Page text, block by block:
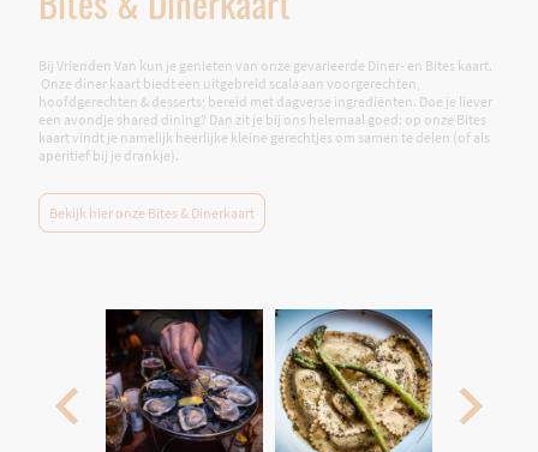
Bij Vrienden Van kun je genieten van onze gevarieerde Diner- en Bites kaart.
Onze diner kaart biedt een uitgebreid scala aan voorgerechten,
hoofdgerechten & desserts; bereid met dagverse ingrediënten. Doe je liever
een avondje shared dining? Dan zit je bij ons helemaal goed: op onze Bites
kaart vindt je namelijk heerlijke kleine gerechtjes om samen te delen (of als
aperitief bij je drankje).
Bekijk hier onze Bites & Dinerkaart